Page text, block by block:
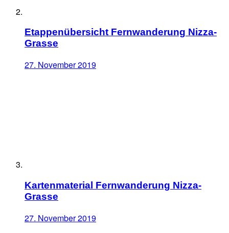
Etappenübersicht Fernwanderung Nizza-
Grasse
27. November 2019
Kartenmaterial Fernwanderung Nizza-
Grasse
27. November 2019